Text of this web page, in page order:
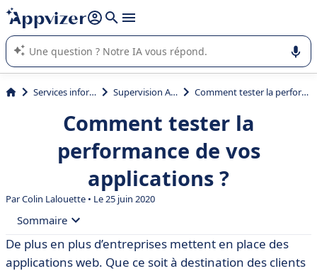
répondre (plusieurs lignes avec
L'IA de Appvizer vous guide dans l'utilisation ou la sélection de
logiciel SaaS en entreprise.
Services informatiques Supervision Applicative Comment tester la performance de vos applications ?
Comment tester la
performance de vos
applications ?
Par Colin Lalouette • Le 25 juin 2020
Sommaire
• Les protocoles traditionnels de tests
De plus en plus d’entreprises mettent en place des
applications web. Que ce soit à destination des clients